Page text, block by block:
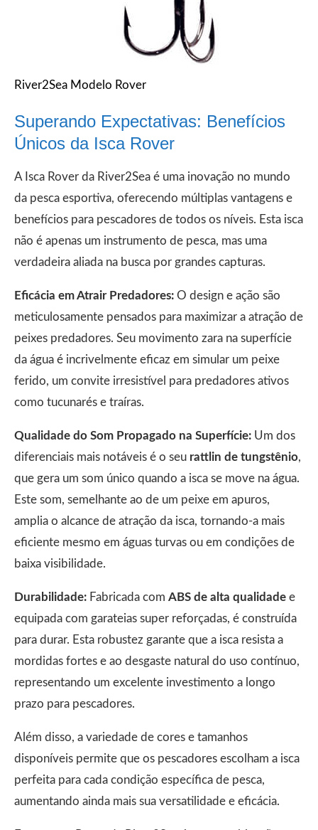
River2Sea Modelo Rover
Superando Expectativas: Benefícios
Únicos da Isca Rover
A Isca Rover da River2Sea é uma inovação no mundo
da pesca esportiva, oferecendo múltiplas vantagens e
benefícios para pescadores de todos os níveis. Esta isca
não é apenas um instrumento de pesca, mas uma
verdadeira aliada na busca por grandes capturas.
Eficácia em Atrair Predadores: O design e ação são
meticulosamente pensados para maximizar a atração de
peixes predadores. Seu movimento zara na superfície
da água é incrivelmente eficaz em simular um peixe
ferido, um convite irresistível para predadores ativos
como tucunarés e traíras.
Qualidade do Som Propagado na Superfície: Um dos
diferenciais mais notáveis é o seu rattlin de tungstênio,
que gera um som único quando a isca se move na água.
Este som, semelhante ao de um peixe em apuros,
amplia o alcance de atração da isca, tornando-a mais
eficiente mesmo em águas turvas ou em condições de
baixa visibilidade.
Durabilidade: Fabricada com ABS de alta qualidade e
equipada com garateias super reforçadas, é construída
para durar. Esta robustez garante que a isca resista a
mordidas fortes e ao desgaste natural do uso contínuo,
representando um excelente investimento a longo
prazo para pescadores.
Além disso, a variedade de cores e tamanhos
disponíveis permite que os pescadores escolham a isca
perfeita para cada condição específica de pesca,
aumentando ainda mais sua versatilidade e eficácia.